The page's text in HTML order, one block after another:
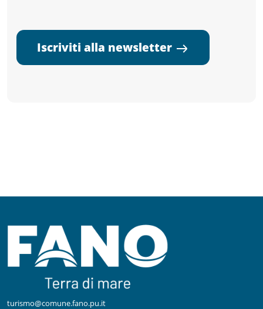
Iscriviti alla newsletter
turismo@comune.fano.pu.it